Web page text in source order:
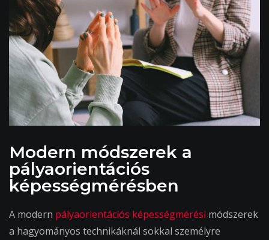
Modern módszerek a
pályaorientációs
képességmérésben
A modern pályaorientációs képességmérési módszerek
a hagyományos technikáknál sokkal személyre